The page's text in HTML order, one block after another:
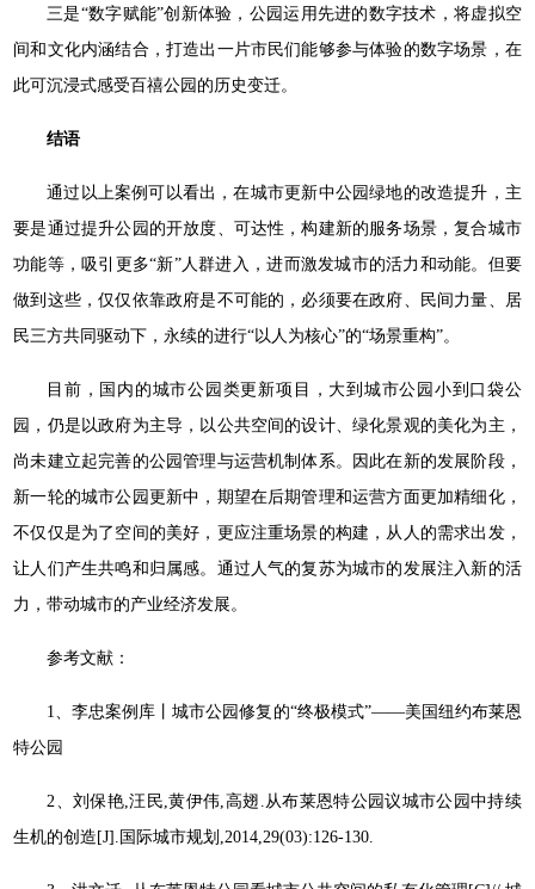
三是“数字赋能”创新体验，公园运用先进的数字技术，将虚拟空
间和文化内涵结合，打造出一片市民们能够参与体验的数字场景，在
此可沉浸式感受百禧公园的历史变迁。
结语
通过以上案例可以看出，在城市更新中公园绿地的改造提升，主
要是通过提升公园的开放度、可达性，构建新的服务场景，复合城市
功能等，吸引更多“新”人群进入，进而激发城市的活力和动能。但要
做到这些，仅仅依靠政府是不可能的，必须要在政府、民间力量、居
民三方共同驱动下，永续的进行“以人为核心”的“场景重构”。
目前，国内的城市公园类更新项目，大到城市公园小到口袋公
园，仍是以政府为主导，以公共空间的设计、绿化景观的美化为主，
尚未建立起完善的公园管理与运营机制体系。因此在新的发展阶段，
新一轮的城市公园更新中，期望在后期管理和运营方面更加精细化，
不仅仅是为了空间的美好，更应注重场景的构建，从人的需求出发，
让人们产生共鸣和归属感。通过人气的复苏为城市的发展注入新的活
力，带动城市的产业经济发展。
参考文献：
1、李忠案例库丨城市公园修复的“终极模式”——美国纽约布莱恩
特公园
2、刘保艳,汪民,黄伊伟,高翅.从布莱恩特公园议城市公园中持续
生机的创造[J].国际城市规划,2014,29(03):126-130.